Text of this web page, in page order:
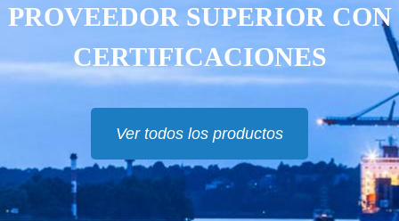
EXPORTAN A EUR, RU, TH,
MAS Y MUCHOS OTROS
Ver todos los productos